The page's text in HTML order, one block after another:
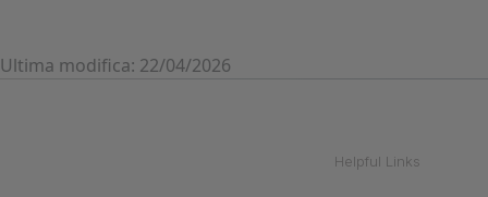
Ultima modifica: 22/04/2026
Helpful Links